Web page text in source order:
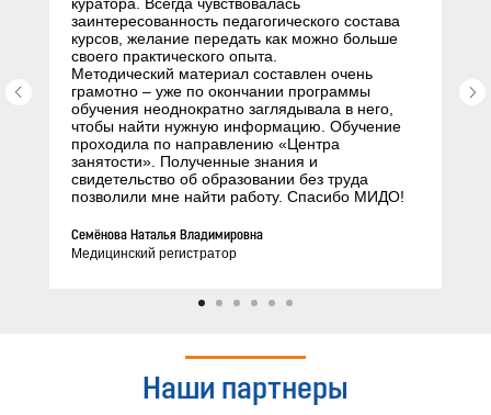
заинтересованность педагогического состава
курсов, желание передать как можно больше
своего практического опыта.
Методический материал составлен очень
грамотно – уже по окончании программы
обучения неоднократно заглядывала в него,
чтобы найти нужную информацию. Обучение
проходила по направлению «Центра
занятости». Полученные знания и
свидетельство об образовании без труда
позволили мне найти работу. Спасибо МИДО!
Семёнова Наталья Владимировна
Медицинский регистратор
Наши партнеры